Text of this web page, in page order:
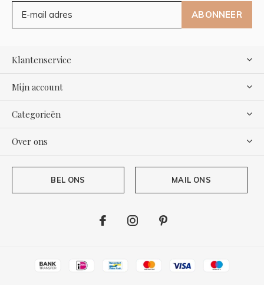
ABONNEER
Klantenservice
Mijn account
Categorieën
Over ons
BEL ONS MAIL ONS